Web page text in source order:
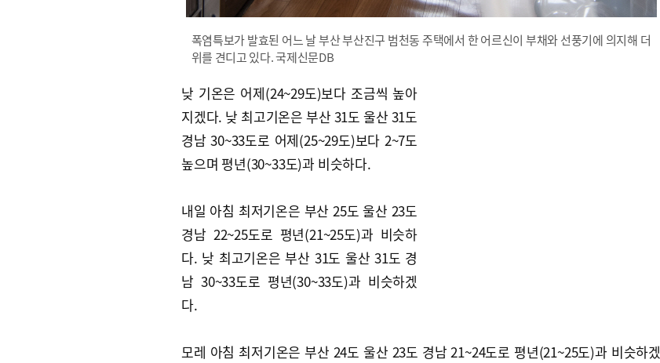
폭염특보가 발효된 어느 날 부산 부산진구 범천동 주택에서 한 어르신이 부채와 선풍기에 의지해 더
위를 견디고 있다. 국제신문DB
낮 기온은 어제(24~29도)보다 조금씩 높아
지겠다. 낮 최고기온은 부산 31도 울산 31도
경남 30~33도로 어제(25~29도)보다 2~7도
높으며 평년(30~33도)과 비슷하다.
내일 아침 최저기온은 부산 25도 울산 23도
경남 22~25도로 평년(21~25도)과 비슷하
다. 낮 최고기온은 부산 31도 울산 31도 경
남 30~33도로 평년(30~33도)과 비슷하겠
다.
모레 아침 최저기온은 부산 24도 울산 23도 경남 21~24도로 평년(21~25도)과 비슷하겠